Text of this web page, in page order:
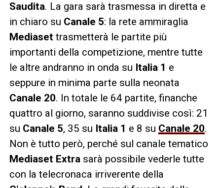
Saudita. La gara sarà trasmessa in diretta e
in chiaro su Canale 5: la rete ammiraglia
Mediasettrasmetterà le partite più
importanti della competizione, mentre tutte
le altre andranno in onda su Italia 1 e
seppure in minima parte sulla neonata
Canale 20. In totale le 64 partite, finanche
quattro al giorno, saranno suddivise così: 21
su Canale 5, 35 su Italia 1 e 8 su Canale 20.
Non è tutto però, perché sul canale tematico
Mediaset Extrasarà possibile vederle tutte
con la telecronaca irriverente della